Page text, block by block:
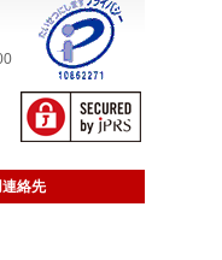
絡先